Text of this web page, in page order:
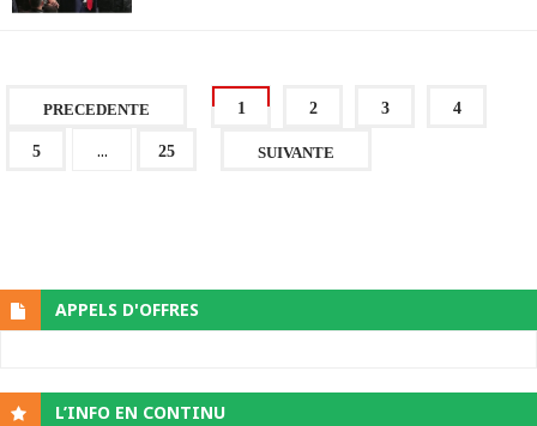
PRECEDENTE 1 2 3 4
5 ... 25 SUIVANTE
APPELS D'OFFRES
L’INFO EN CONTINU